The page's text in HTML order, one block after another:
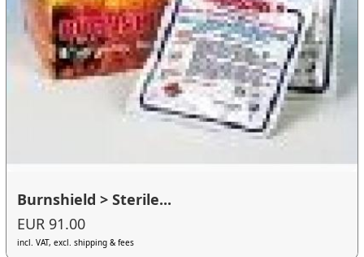
Burnshield > Sterile...
EUR 91.00
incl. VAT, excl. shipping & fees